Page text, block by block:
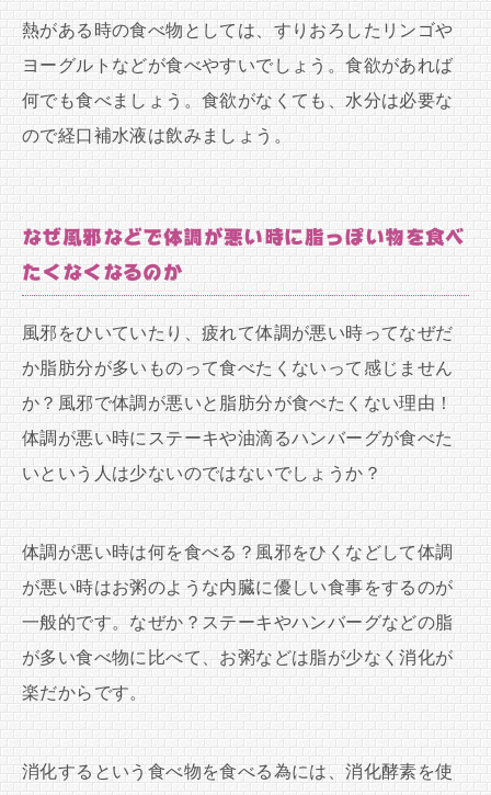
熱がある時の食べ物としては、すりおろしたリンゴや
ヨーグルトなどが食べやすいでしょう。食欲があれば
何でも食べましょう。食欲がなくても、水分は必要な
ので経口補水液は飲みましょう。
なぜ風邪などで体調が悪い時に脂っぽい物を食べ
たくなくなるのか
風邪をひいていたり、疲れて体調が悪い時ってなぜだ
か脂肪分が多いものって食べたくないって感じません
か？風邪で体調が悪いと脂肪分が食べたくない理由！
体調が悪い時にステーキや油滴るハンバーグが食べた
いという人は少ないのではないでしょうか？
体調が悪い時は何を食べる？風邪をひくなどして体調
が悪い時はお粥のような内臓に優しい食事をするのが
一般的です。なぜか？ステーキやハンバーグなどの脂
が多い食べ物に比べて、お粥などは脂が少なく消化が
楽だからです。
消化するという食べ物を食べる為には、消化酵素を使